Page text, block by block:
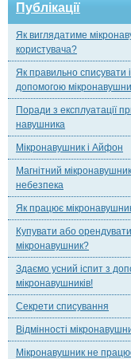
Публікації
Як виглядатиме
користувача?
Як правильно списувати
допомогою
Поради з експлуатації
навушника
Мікронавушник і Айфон
Магнітний
небезпека
Як працює
Купувати або орендувати
мікронавушник?
Здаємо усний іспит з
мікронавушників!
Секрети списування
Відмінності
Мікронавушник не